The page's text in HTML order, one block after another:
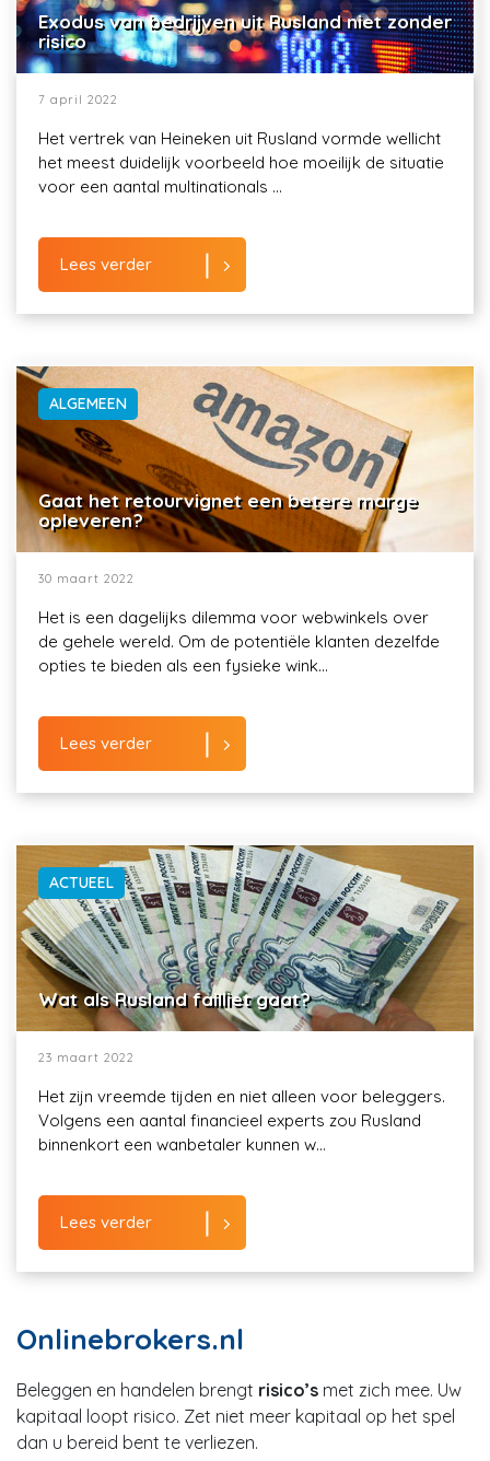
Exodus van bedrijven uit Rusland niet zonder
risico
7 april 2022
Het vertrek van Heineken uit Rusland vormde wellicht
het meest duidelijk voorbeeld hoe moeilijk de situatie
voor een aantal multinationals ...
Lees verder
ALGEMEEN
Gaat het retourvignet een betere marge
opleveren?
30 maart 2022
Het is een dagelijks dilemma voor webwinkels over
de gehele wereld. Om de potentiële klanten dezelfde
opties te bieden als een fysieke wink...
Lees verder
ACTUEEL
Wat als Rusland failliet gaat?
23 maart 2022
Het zijn vreemde tijden en niet alleen voor beleggers.
Volgens een aantal financieel experts zou Rusland
binnenkort een wanbetaler kunnen w...
Lees verder
Onlinebrokers.nl
Beleggen en handelen brengt risico’s met zich mee. Uw
kapitaal loopt risico. Zet niet meer kapitaal op het spel
dan u bereid bent te verliezen.